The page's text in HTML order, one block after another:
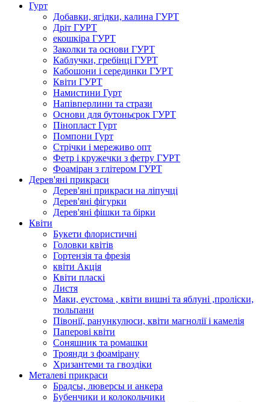
Гурт
Добавки, ягідки, калина ГУРТ
Дріт ГУРТ
екошкіра ГУРТ
Заколки та основи ГУРТ
Каблучки, гребінці ГУРТ
Кабошони і серединки ГУРТ
Квіти ГУРТ
Намистини Гурт
Напівперлини та стрази
Основи для бутоньєрок ГУРТ
Пінопласт Гурт
Помпони Гурт
Стрічки і мереживо опт
Фетр і кружечки з фетру ГУРТ
Фоаміран з глітером ГУРТ
Дерев'яні прикраси
Дерев'яні прикраси на ліпучці
Дерев'яні фігурки
Дерев'яні фішки та бірки
Квіти
Букети флористичні
Головки квітів
Гортензія та фрезія
квіти Акція
Квіти пласкі
Листя
Маки, еустома , квіти вишні та яблуні ,проліски,
тюльпани
Півонії, ранункулюси, квіти магнолії і камелія
Паперові квіти
Соняшник та ромашки
Троянди з фоамірану
Хризантеми та гвоздіки
Металеві прикраси
Брадсы, люверсы и анкера
Бубенчики и колокольчики